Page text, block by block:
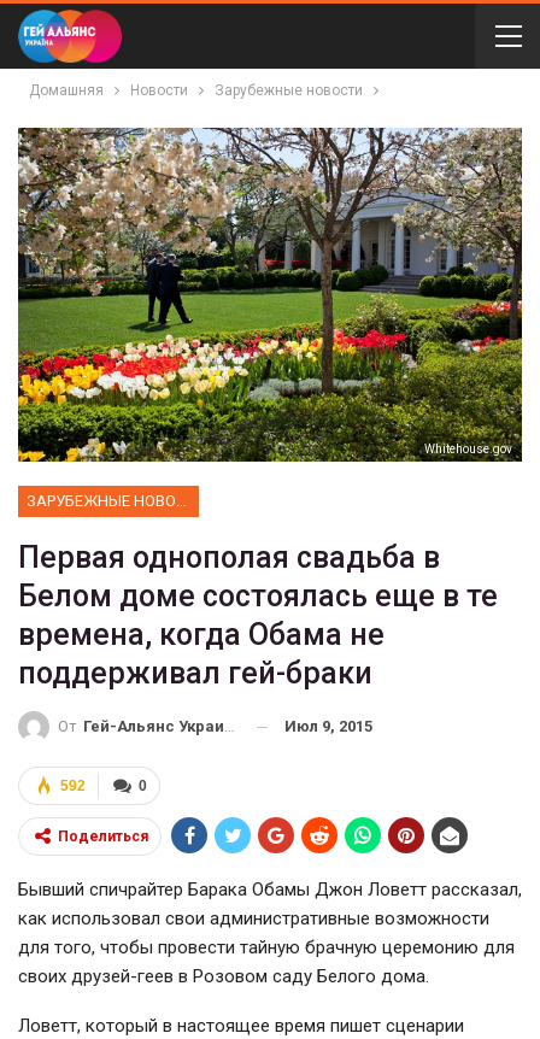
Домашняя Новости Зарубежные новости
Whitehouse.gov
Первая однополая свадьба в
Белом доме состоялась еще в те
времена, когда Обама не
поддерживал гей-браки
От Гей-Альянс Украина Июл 9, 2015
0
592
Поделиться
Бывший спичрайтер Барака Обамы Джон Ловетт рассказал,
как использовал свои административные возможности
для того, чтобы провести тайную брачную церемонию для
своих друзей-геев в Розовом саду Белого дома.
Ловетт, который в настоящее время пишет сценарии